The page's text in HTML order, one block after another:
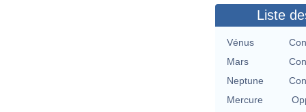
Liste
Vénus
Mars
Neptune
Mercure